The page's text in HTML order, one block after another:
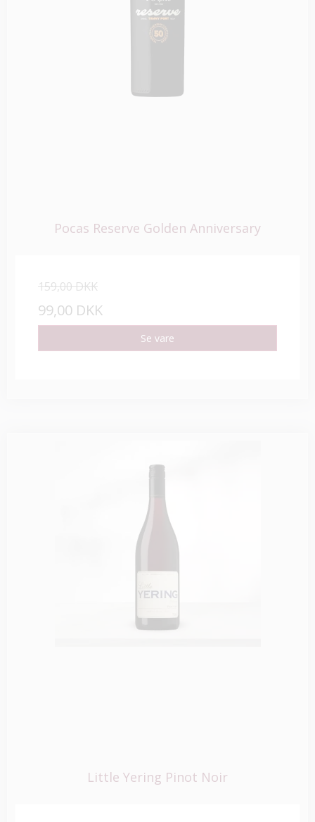
Pocas Reserve Golden Anniversary
159,00 DKK
99,00 DKK
Se vare
Little Yering Pinot Noir